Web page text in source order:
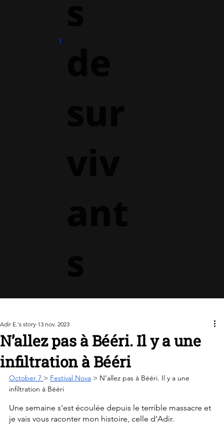
N’allez pas à Bééri. Il y a une
infiltration à Bééri
Adir E.'s story 13 nov. 2023
October 7 > Festival Nova > N’allez pas à Bééri. Il y a une
infiltration à Bééri
Une semaine s'est écoulée depuis le terrible massacre et
je vais vous raconter mon histoire, celle d’Adir.